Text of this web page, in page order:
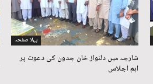
پہلا صفحہ
شارجہ میں دلنواز خان جدون کی دعوت پر
اہم اجلاس